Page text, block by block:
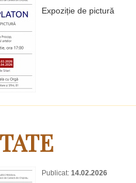
Expoziție de pictură
Publicat: 14.02.2026